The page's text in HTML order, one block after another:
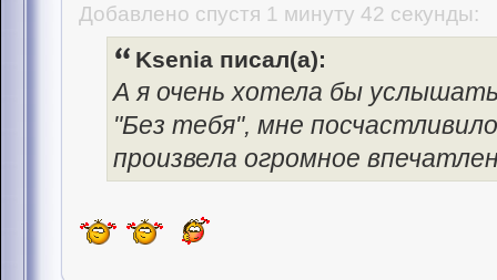
Добавлено спустя 1 минуту 42 секунды:
Ksenia писал(а):
А я очень хотела бы
"Без тебя", мне
произвела огромное